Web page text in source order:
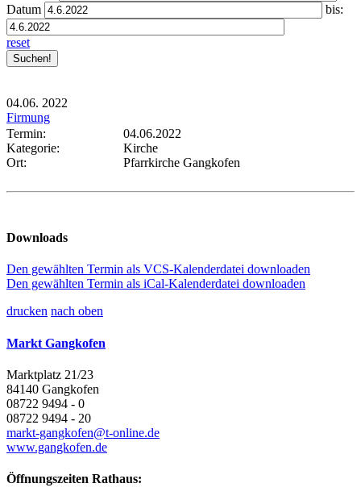
Datum
bis:
reset
04.06. 2022
Firmung
Termin:
04.06.2022
Kategorie:
Kirche
Ort:
Pfarrkirche Gangkofen
Downloads
Den gewählten Termin als VCS-Kalenderdatei downloaden
Den gewählten Termin als iCal-Kalenderdatei downloaden
drucken nach oben
Markt Gangkofen
Marktplatz 21/23
84140 Gangkofen
08722 9494 - 0
08722 9494 - 20
markt-gangkofen@t-online.de
www.gangkofen.de
Öffnungszeiten Rathaus: